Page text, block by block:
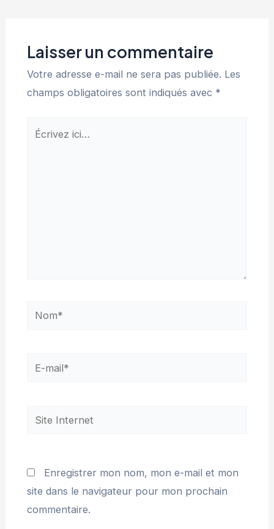
Laisser un commentaire
Votre adresse e-mail ne sera pas publiée. Les
champs obligatoires sont indiqués avec *
Enregistrer mon nom, mon e-mail et mon
site dans le navigateur pour mon prochain
commentaire.